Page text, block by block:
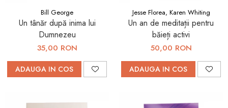
Bill George
Un tânăr după inima lui
Dumnezeu
35,00 RON
ADAUGA IN COS
Jesse Florea, Karen Whiting
Un an de meditații pentru
băieți activi
50,00 RON
ADAUGA IN COS